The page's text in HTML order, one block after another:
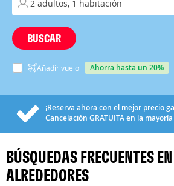
BUSCAR
Añadir vuelo ahorra hasta un 20%
¡Reserva ahora con el mejor precio
Cancelación GRATUITAen la
BÚSQUEDAS FRECUENTES
ALREDEDORES